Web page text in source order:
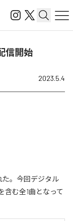
信開始
2023.5.4
た。今回デジタル
含む全1曲となって